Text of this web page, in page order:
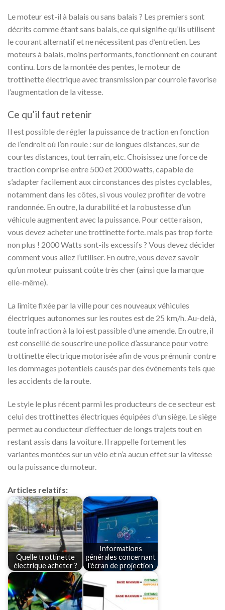
Le moteur est-il à balais ou sans balais ? Les premiers sont
décrits comme étant sans balais, ce qui signifie qu’ils utilisent
le courant alternatif et ne nécessitent pas d’entretien. Les
moteurs à balais, moins performants, fonctionnent en courant
continu. Lors de la montée des pentes, le moteur de
trottinette électrique avec transmission par courroie favorise
l’augmentation de la vitesse.
Ce qu’il faut retenir
Il est possible de régler la puissance de traction en fonction
de l’endroit où l’on roule : sur de longues distances, sur de
courtes distances, tout terrain, etc. Choisissez une force de
traction comprise entre 500 et 2000 watts, capable de
s’adapter facilement aux circonstances des pistes cyclables,
notamment dans les côtes, si vous voulez profiter de votre
randonnée. En outre, la durabilité et la robustesse d’un
véhicule augmentent avec la puissance. Pour cette raison,
vous devez acheter une trottinette forte. mais pas trop forte
non plus ! 2000 Watts sont-ils excessifs ? Vous devez décider
comment vous allez l’utiliser. En outre, vous devez savoir
qu’un moteur puissant coûte très cher (ainsi que la marque
elle-même).
La limite fixée par la ville pour ces nouveaux véhicules
électriques autonomes sur les routes est de 25 km/h. Au-delà,
toute infraction à la loi est passible d’une amende. En outre, il
est conseillé de souscrire une police d’assurance pour votre
trottinette électrique motorisée afin de vous prémunir contre
les dommages potentiels causés par des événements tels que
les accidents de la route.
Le style le plus récent parmi les producteurs de ce secteur est
celui des trottinettes électriques équipées d’un siège. Le siège
permet au conducteur d’effectuer de longs trajets tout en
restant assis dans la voiture. Il rappelle fortement les
variantes montées sur un vélo et n’a aucun effet sur la vitesse
ou la puissance du moteur.
Articles relatifs:
Quelle trottinette
électrique acheter ?
Informations
générales concernant
l'écran de projection